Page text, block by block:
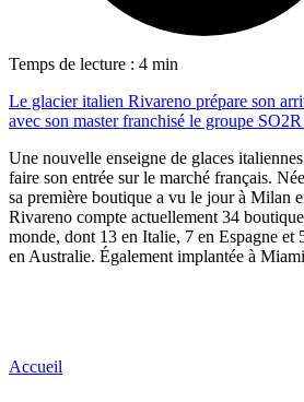
Temps de lecture : 4 min
Le glacier italien Rivareno prépare son
avec son master franchisé le groupe
Une nouvelle enseigne de glaces italiennes
faire son entrée sur le marché français.
sa première boutique a vu le jour à Milan
Rivareno compte actuellement 34
monde, dont 13 en Italie, 7 en Espagne et
en Australie. Également implantée à
Accueil